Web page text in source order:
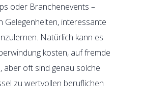
oder Branchenevents –
Gelegenheiten, interessante
Natürlich kann es
kosten, auf fremde
aber oft sind genau solche
zu wertvollen beruflichen